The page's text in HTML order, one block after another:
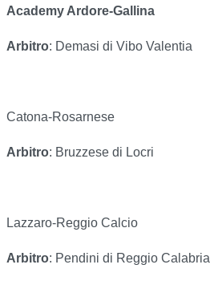
Academy Ardore-Gallina
Arbitro: Demasi di Vibo Valentia
Catona-Rosarnese
Arbitro: Bruzzese di Locri
Lazzaro-Reggio Calcio
Arbitro: Pendini di Reggio Calabria